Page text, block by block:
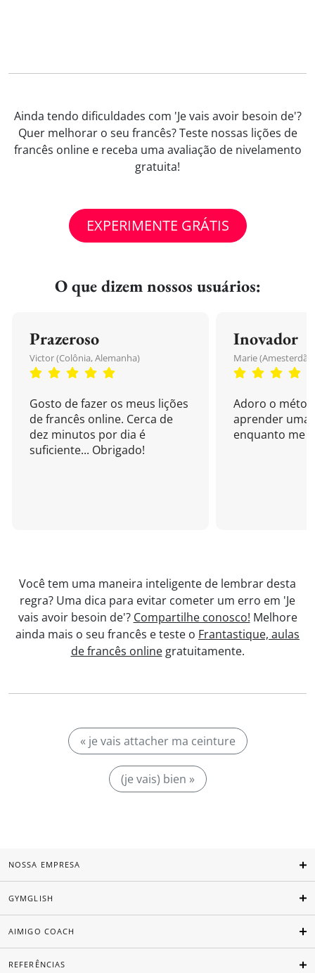
Ainda tendo dificuldades com 'Je vais avoir besoin de'?
Quer melhorar o seu francês? Teste nossas lições de
francês online e receba uma avaliação de nivelamento
gratuita!
EXPERIMENTE GRÁTIS
O que dizem nossos usuários:
Prazeroso
Victor (Colônia, Alemanha)
Gosto de fazer os meus lições
de francês online. Cerca de
dez minutos por dia é
suficiente... Obrigado!
Inovador
Marie
Adoro o
aprender uma
enquanto me
Você tem uma maneira inteligente de lembrar desta
regra? Uma dica para evitar cometer um erro em 'Je
vais avoir besoin de'? Compartilhe conosco! Melhore
ainda mais o seu francês e teste o Frantastique, aulas
de francês onlinegratuitamente.
« je vais attacher ma ceinture
(je vais) bien »
NOSSA EMPRESA
GYMGLISH
AIMIGO COACH
REFERÊNCIAS